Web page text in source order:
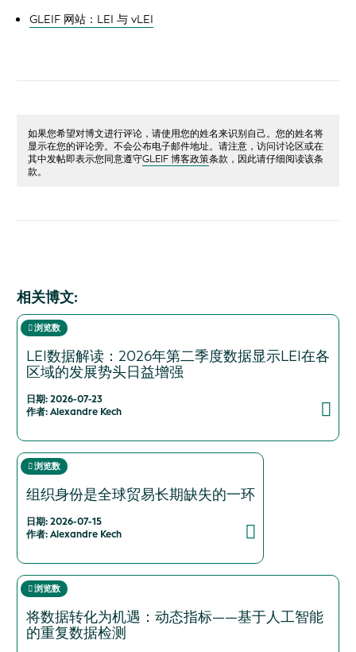
GLEIF 网站：LEI 与 vLEI
如果您希望对博文进行评论，请使用您的姓名来识别自己。您的姓名将
显示在您的评论旁。不会公布电子邮件地址。请注意，访问讨论区或在
其中发帖即表示您同意遵守GLEIF 博客政策条款，因此请仔细阅读该条
款。
相关博文:
浏览数
LEI数据解读：2026年第二季度数据显示LEI在各
区域的发展势头日益增强
日期: 2026-07-23
作者: Alexandre Kech
浏览数
组织身份是全球贸易长期缺失的一环
日期: 2026-07-15
作者: Alexandre Kech
浏览数
将数据转化为机遇：动态指标——基于人工智能
的重复数据检测